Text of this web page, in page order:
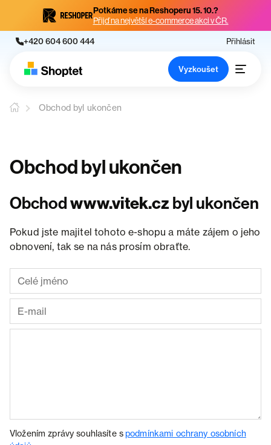
Potkáme se na Reshoperu 15. 10.?
Přijď na největší e-commerce akci v ČR.
+420 604 600 444 Přihlásit
Vyzkoušet
Obchod byl ukončen
Obchod byl ukončen
Obchodwww.vitek.cz byl ukončen
Pokud jste majitel tohoto e-shopu a máte zájem o jeho
obnovení, tak se na nás prosím obraťte.
Vložením zprávy souhlasíte spodmínkami ochrany osobních